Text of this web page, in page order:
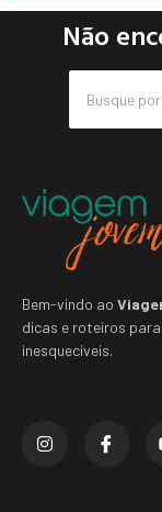
Não
Bem-vindo ao
dicas e roteiros
inesquecíveis.